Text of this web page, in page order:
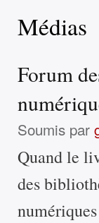
Médias
Forum
Soumis par
Quand le
des